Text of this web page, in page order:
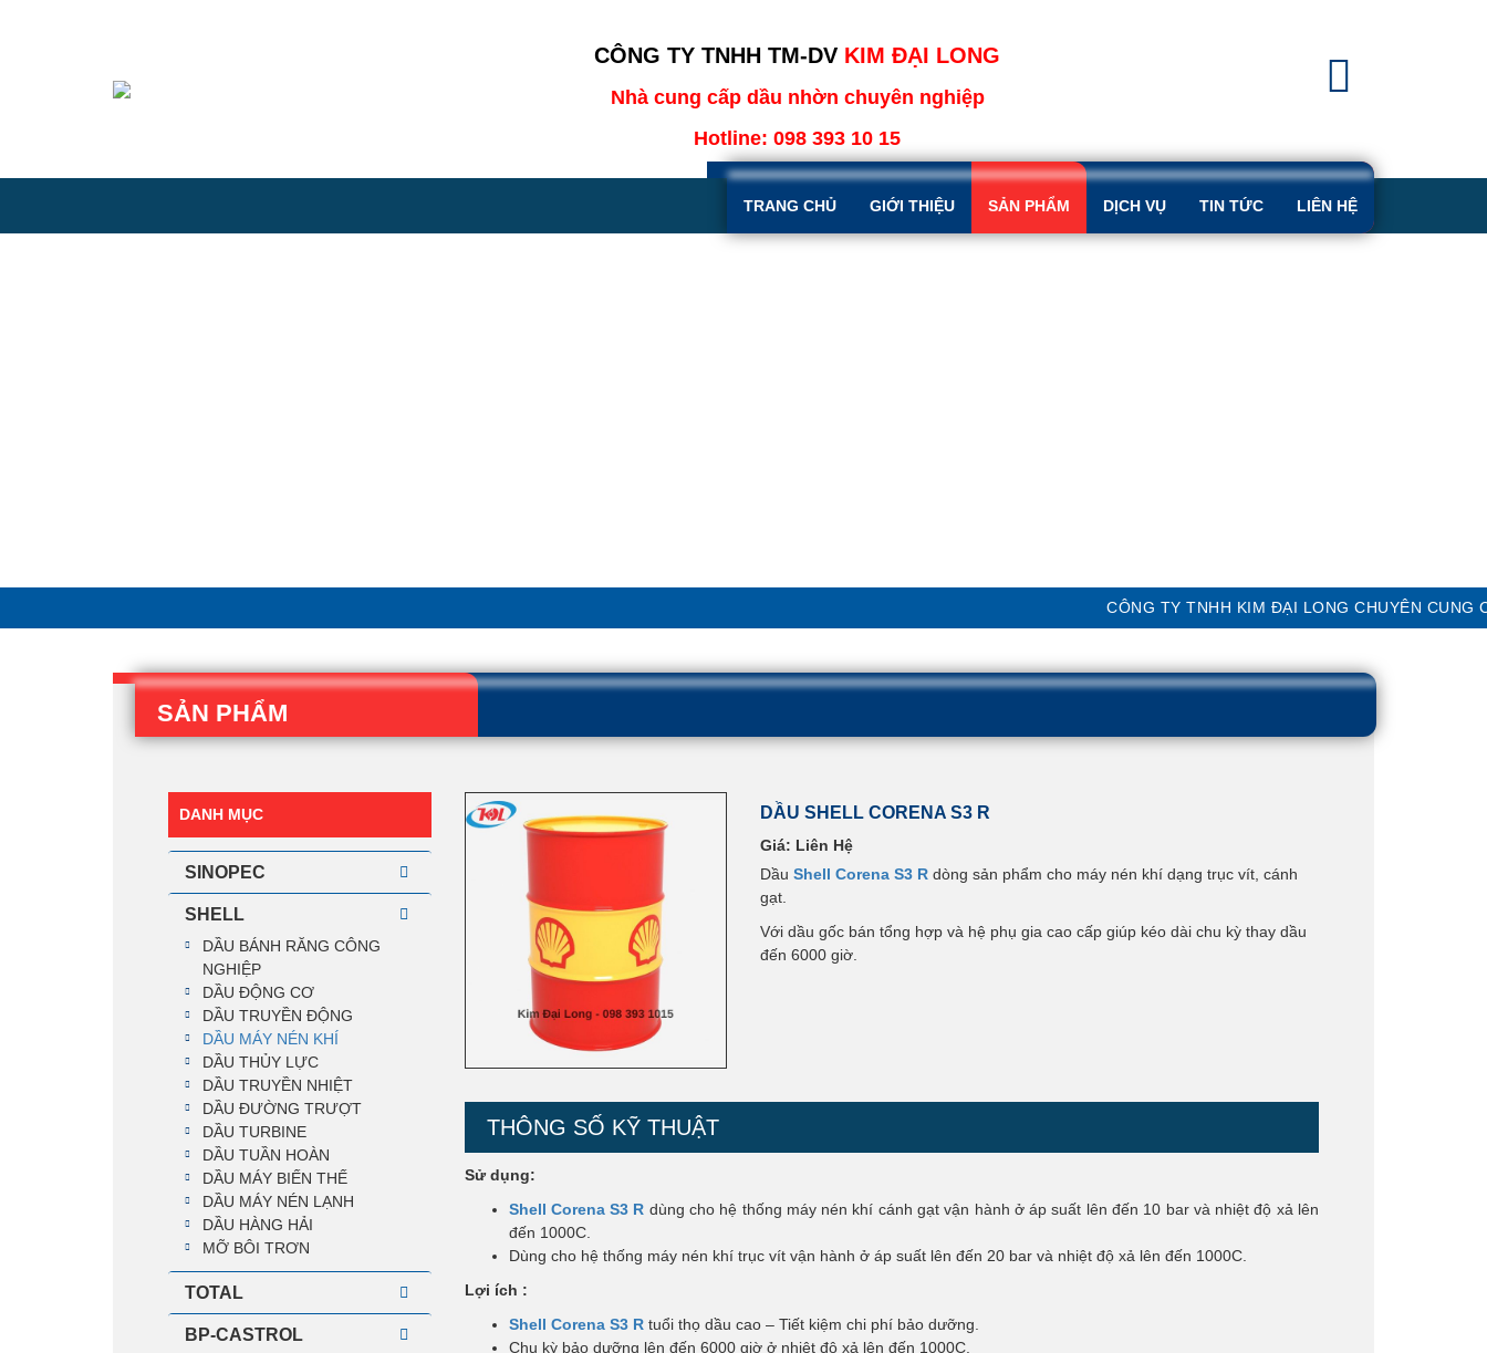
CÔNG TY TNHH TM-DV KIM ĐẠI LONG
Nhà cung cấp dầu nhờn chuyên nghiệp
Hotline: 098 393 10 15
TRANG CHỦ GIỚI THIỆU SẢN PHẨM DỊCH VỤ TIN TỨC LIÊN HỆ
CÔNG TY TNHH KIM ĐẠI LONG CHUYÊN CUNG CẤP
SẢN PHẨM
DANH MỤC
SINOPEC
SHELL
DẦU BÁNH RĂNG CÔNG
NGHIỆP
DẦU ĐỘNG CƠ
DẦU TRUYỀN ĐỘNG
DẦU MÁY NÉN KHÍ
DẦU THỦY LỰC
DẦU TRUYỀN NHIỆT
DẦU ĐƯỜNG TRƯỢT
DẦU TURBINE
DẦU TUẦN HOÀN
DẦU MÁY BIẾN THẾ
DẦU MÁY NÉN LẠNH
DẦU HÀNG HẢI
MỠ BÔI TRƠN
TOTAL
BP-CASTROL
DẦU SHELL CORENA S3 R
Giá: Liên Hệ
Dầu Shell Corena S3 Rdòng sản phẩm cho máy nén khí dạng trục vít, cánh
gạt.
Với dầu gốc bán tổng hợp và hệ phụ gia cao cấp giúp kéo dài chu kỳ thay dầu
đến 6000 giờ.
THÔNG SỐ KỸ THUẬT
Sử dụng:
Shell Corena S3 R dùng cho hệ thống máy nén khí cánh gạt vận hành ở áp suất lên đến 10 bar và nhiệt độ xả lên
đến 1000C.
Dùng cho hệ thống máy nén khí trục vít vận hành ở áp suất lên đến 20 bar và nhiệt độ xả lên đến 1000C.
Lợi ích :
Shell Corena S3 Rtuổi thọ dầu cao – Tiết kiệm chi phí bảo dưỡng.
Chu kỳ bảo dưỡng lên đến 6000 giờ ở nhiệt độ xả lên đến 1000C.